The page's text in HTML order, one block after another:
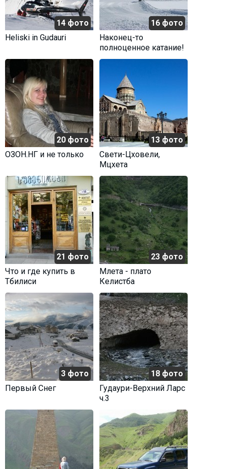
14 фото
Heliski in Gudauri
16 фото
Наконец-то
полноценное катание!
20 фото
ОЗОН.НГ и не только
13 фото
Свети-Цховели,
Мцхета
21 фото
Что и где купить в
Тбилиси
23 фото
Млета - плато
Келистба
3 фото
Первый Снег
18 фото
Гудаури-Верхний Ларс
ч.3